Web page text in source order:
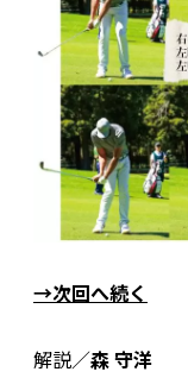
→次回へ続く
解説／森 守洋